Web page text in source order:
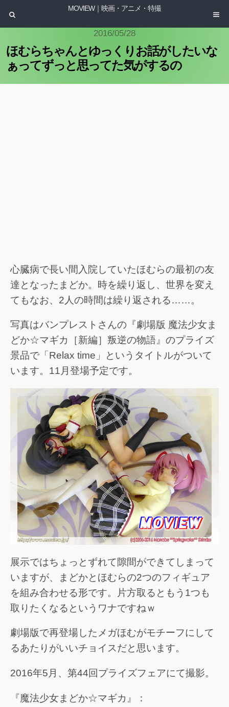
MOVIEW｜映画・アニメ・特撮
2016/05/28
ほむらちゃんとゆっくりお話がしたいな
ぁってずっと思ってた気がするの
心臓病で長い間入院していたほむらの最初の友
達となったまどか。時を繰り返し、世界を変え
てもなお、2人の時間は繰り返される……。
写真はバンプレストさんの『劇場版 魔法少女ま
どか☆マギカ［新編］叛逆の物語』のプライズ
景品で「Relax time」というタイトルがついて
います。11月登場予定です。
展示ではちょっとずれて隙間ができてしまって
いますが、まどかとほむらの2つのフィギュア
を組み合わせる形です。片方取るともう1つも
取りたくなるというワナですねｗ
劇場版で再登場したメガほむがモチーフにして
るあたりがいいチョイスだと思います。
2016年5月、第44回プライズフェアにて撮影。
『魔法少女まどか☆マギカ』：